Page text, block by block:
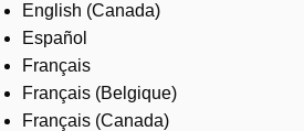
English (Canada)
Español
Français
Français (Belgique)
Français (Canada)